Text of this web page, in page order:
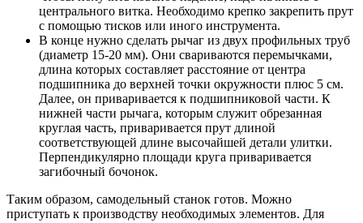
центрального витка. Необходимо крепко закрепить прут
с помощью тисков или иного инструмента.
В конце нужно сделать рычаг из двух профильных труб
(диаметр 15-20 мм). Они свариваются перемычками,
длина которых составляет расстояние от центра
подшипника до верхней точки окружности плюс 5 см.
Далее, он приваривается к подшипниковой части. К
нижней части рычага, которым служит обрезанная
круглая часть, приваривается прут длиной
соответствующей длине высочайшей детали улитки.
Перпендикулярно площади круга приваривается
загибочный бочонок.
Таким образом, самодельный станок готов. Можно
приступать к производству необходимых элементов. Для